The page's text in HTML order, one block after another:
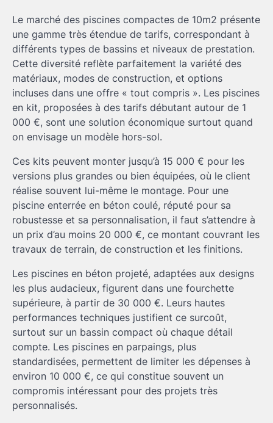
Le marché des piscines compactes de 10m2 présente
une gamme très étendue de tarifs, correspondant à
différents types de bassins et niveaux de prestation.
Cette diversité reflète parfaitement la variété des
matériaux, modes de construction, et options
incluses dans une offre « tout compris ». Les piscines
en kit, proposées à des tarifs débutant autour de 1
000 €, sont une solution économique surtout quand
on envisage un modèle hors-sol.
Ces kits peuvent monter jusqu’à 15 000 € pour les
versions plus grandes ou bien équipées, où le client
réalise souvent lui-même le montage. Pour une
piscine enterrée en béton coulé, réputé pour sa
robustesse et sa personnalisation, il faut s’attendre à
un prix d’au moins 20 000 €, ce montant couvrant les
travaux de terrain, de construction et les finitions.
Les piscines en béton projeté, adaptées aux designs
les plus audacieux, figurent dans une fourchette
supérieure, à partir de 30 000 €. Leurs hautes
performances techniques justifient ce surcoût,
surtout sur un bassin compact où chaque détail
compte. Les piscines en parpaings, plus
standardisées, permettent de limiter les dépenses à
environ 10 000 €, ce qui constitue souvent un
compromis intéressant pour des projets très
personnalisés.